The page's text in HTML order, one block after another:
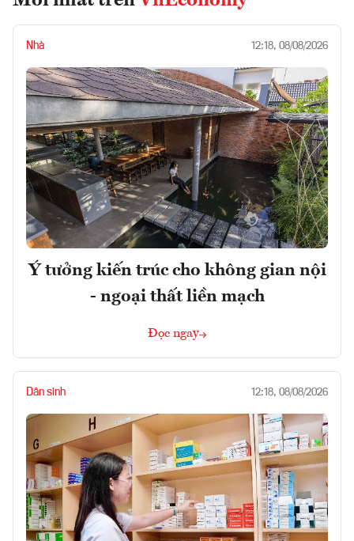
Nhà 12:18, 08/08/2026
Ý tưởng kiến trúc cho không gian nội
- ngoại thất liền mạch
Đọc ngay
Dân sinh 12:18, 08/08/2026